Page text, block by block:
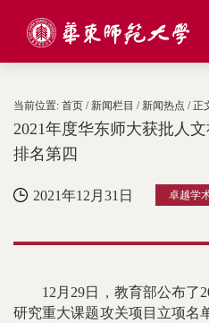
当前位置: 首页 / 新闻栏目 / 新闻热点 / 正
2021年度华东师大获批人
排名第四
2021年12月31日 卓越学
12月29日，教育部公布了
研究重大课题攻关项目立项名